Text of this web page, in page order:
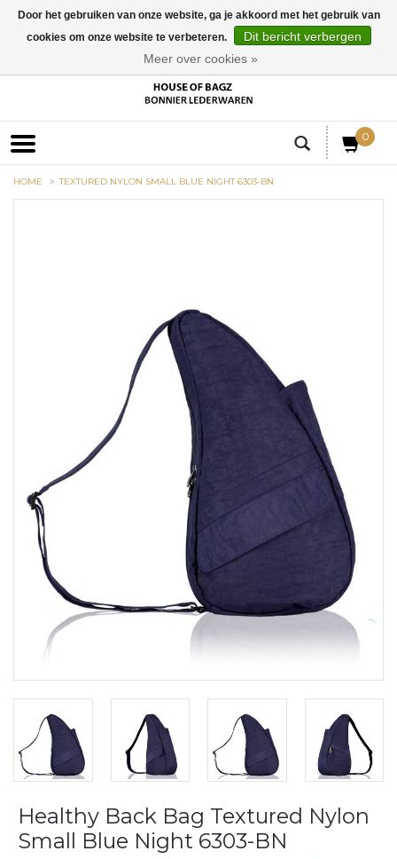
0
HOME TEXTURED NYLON SMALL BLUE NIGHT 6303-BN
Healthy Back Bag Textured Nylon
Small Blue Night 6303-BN
Door het gebruiken van onze website, ga je akkoord met het gebruik van
cookies om onze website te verbeteren.
Dit bericht verbergen
Meer over cookies »